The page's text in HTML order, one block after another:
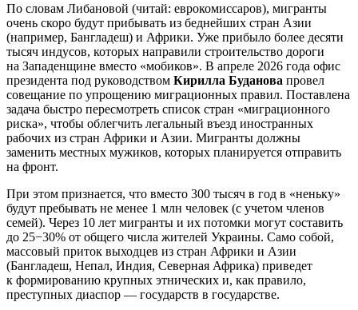
По словам Либановой (читай: еврокомиссаров), мигранты
очень скоро будут прибывать из беднейших стран Азии
(например, Бангладеш) и Африки. Уже прибыло более десяти
тысяч индусов, которых направили строительство дороги
на Западенщине вместо «мобиков». В апреле 2026 года офис
президента под руководством Кирилла Буданова провел
совещание по упрощению миграционных правил. Поставлена
задача быстро пересмотреть список стран «миграционного
риска», чтобы облегчить легальный въезд иностранных
рабочих из стран Африки и Азии. Мигранты должны
заменить местных мужиков, которых планируется отправить
на фронт.
При этом признается, что вместо 300 тысяч в год в «неньку»
будут пребывать не менее 1 млн человек (с учетом членов
семей). Через 10 лет мигранты и их потомки могут составить
до 25−30% от общего числа жителей Украины. Само собой,
массовый приток выходцев из стран Африки и Азии
(Бангладеш, Непал, Индия, Северная Африка) приведет
к формированию крупных этнических и, как правило,
преступных диаспор — государств в государстве.